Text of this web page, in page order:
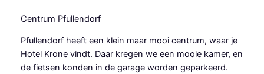
Centrum Pfullendorf
Pfullendorf heeft een klein maar mooi centrum, waar je
Hotel Krone vindt. Daar kregen we een mooie kamer, en
de fietsen konden in de garage worden geparkeerd.